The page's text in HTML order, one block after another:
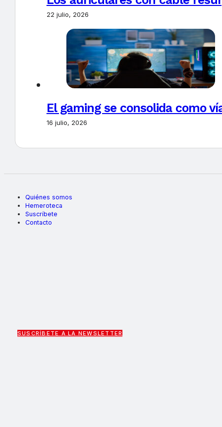
22 julio, 2026
El gaming se consolida como
16 julio, 2026
Quiénes somos
Hemeroteca
Suscríbete
Contacto
SUSCRÍBETE A LA NEWSLETTER